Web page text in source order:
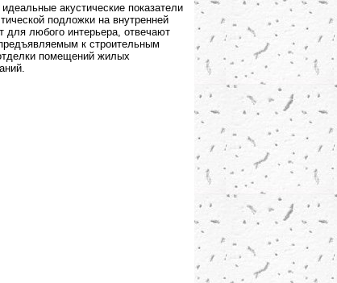
акустические показатели
подложки на внутренней
для любого интерьера, отвечают
к строительным
помещений жилых